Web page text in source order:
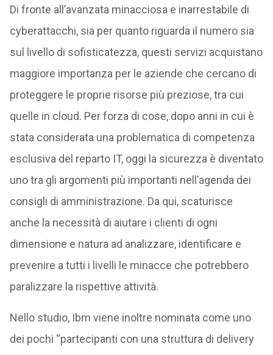
Di fronte all’avanzata minacciosa e inarrestabile di
cyberattacchi, sia per quanto riguarda il numero sia
sul livello di sofisticatezza, questi servizi acquistano
maggiore importanza per le aziende che cercano di
proteggere le proprie risorse più preziose, tra cui
quelle in cloud. Per forza di cose, dopo anni in cui è
stata considerata una problematica di competenza
esclusiva del reparto IT, oggi la sicurezza è diventato
uno tra gli argomenti più importanti nell’agenda dei
consigli di amministrazione. Da qui, scaturisce
anche la necessità di aiutare i clienti di ogni
dimensione e natura ad analizzare, identificare e
prevenire a tutti i livelli le minacce che potrebbero
paralizzare la rispettive attività.
Nello studio, Ibm viene inoltre nominata come uno
dei pochi “partecipanti con una struttura di delivery